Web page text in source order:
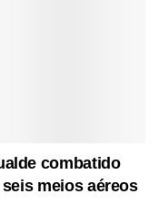
combatido
meios aéreos